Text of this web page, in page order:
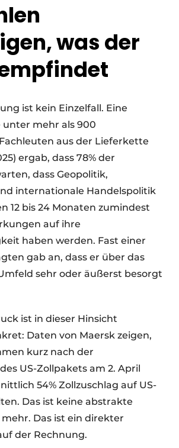
was der
ist kein Einzelfall. Eine
unter mehr als 900
aus der Lieferkette
ergab, dass 78% der
dass Geopolitik,
internationale Handelspolitik
12 bis 24 Monaten zumindest
auf ihre
haben werden. Fast einer
gab an, dass er über das
sehr oder äußerst besorgt
ist in dieser Hinsicht
Daten von Maersk zeigen,
kurz nach der
US-Zollpakets am 2. April
54% Zollzuschlag auf US-
Das ist keine abstrakte
Das ist ein direkter
der Rechnung.